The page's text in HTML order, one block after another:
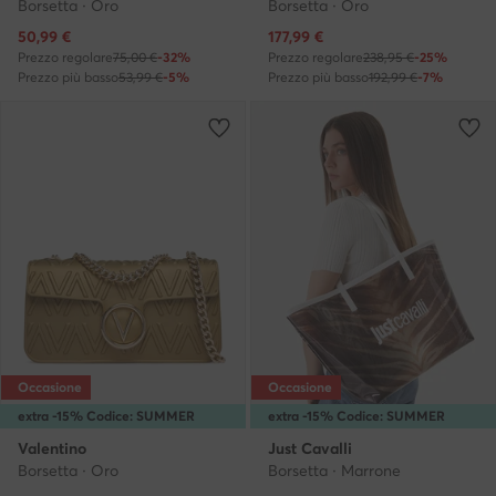
Borsetta · Oro
Prezzo attuale
50,99 €
Prezzo regolare75,00 €-32%
Prezzo più basso53,99 €-5%
Borsetta · Oro
Prezzo attuale
177,99 €
Prezzo regolare238,95 €-25%
Prezzo più basso192,99 €-7%
extra -15% Codice: SUMMER
Occasione
Valentino
Borsetta · Oro
extra -15% Codice: SUMMER
Occasione
Just Cavalli
Borsetta · Marrone